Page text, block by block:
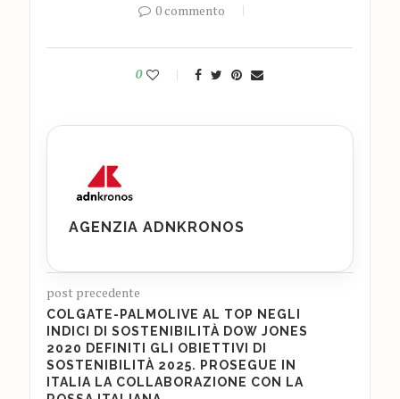
0 commento
0
AGENZIA ADNKRONOS
post precedente
COLGATE-PALMOLIVE AL TOP NEGLI
INDICI DI SOSTENIBILITÀ DOW JONES
2020 DEFINITI GLI OBIETTIVI DI
SOSTENIBILITÀ 2025. PROSEGUE IN
ITALIA LA COLLABORAZIONE CON LA